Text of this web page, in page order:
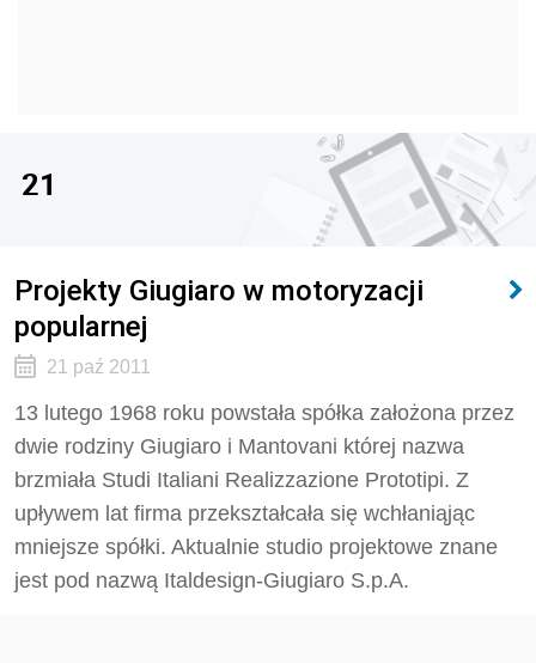
21
Projekty Giugiaro w motoryzacji
popularnej
21 paź 2011
13 lutego 1968 roku powstała spółka założona przez
dwie rodziny Giugiaro i Mantovani której nazwa
brzmiała Studi Italiani Realizzazione Prototipi. Z
upływem lat firma przekształcała się wchłaniąjąc
mniejsze spółki. Aktualnie studio projektowe znane
jest pod nazwą Italdesign-Giugiaro S.p.A.